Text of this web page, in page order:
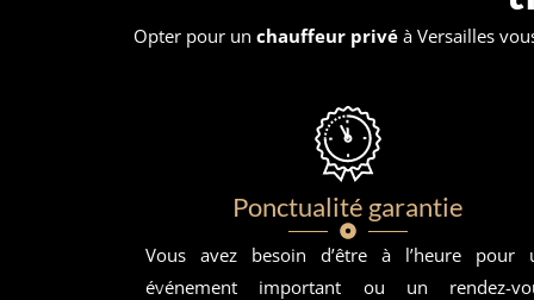
Opter pour un chauffeur privé à Versailles
Ponctualité garantie
Vous avez besoin d’être à l’heure pour
événement important ou un rendez-